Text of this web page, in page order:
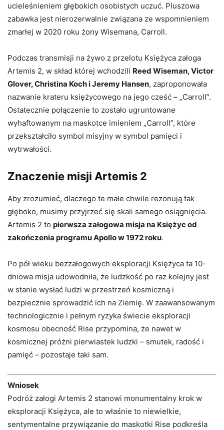
ucieleśnieniem głębokich osobistych uczuć. Pluszowa
zabawka jest nierozerwalnie związana ze wspomnieniem
zmarłej w 2020 roku żony Wisemana, Carroll.
Podczas transmisji na żywo z przelotu Księżyca załoga
Artemis 2, w skład której wchodzili Reed Wiseman, Victor
Glover, Christina Koch i Jeremy Hansen, zaproponowała
nazwanie krateru księżycowego na jego cześć – „Carroll”.
Ostatecznie połączenie to zostało ugruntowane
wyhaftowanym na maskotce imieniem „Carroll”, które
przekształciło symbol misyjny w symbol pamięci i
wytrwałości.
Znaczenie misji Artemis 2
Aby zrozumieć, dlaczego te małe chwile rezonują tak
głęboko, musimy przyjrzeć się skali samego osiągnięcia.
Artemis 2 to pierwsza załogowa misja na Księżyc od
zakończenia programu Apollo w 1972 roku.
Po pół wieku bezzałogowych eksploracji Księżyca ta 10-
dniowa misja udowodniła, że ​​ludzkość po raz kolejny jest
w stanie wysłać ludzi w przestrzeń kosmiczną i
bezpiecznie sprowadzić ich na Ziemię. W zaawansowanym
technologicznie i pełnym ryzyka świecie eksploracji
kosmosu obecność Rise przypomina, że ​​nawet w
kosmicznej próżni pierwiastek ludzki – smutek, radość i
pamięć – pozostaje taki sam.
Wniosek
Podróż załogi Artemis 2 stanowi monumentalny krok w
eksploracji Księżyca, ale to właśnie to niewielkie,
sentymentalne przywiązanie do maskotki Rise podkreśla